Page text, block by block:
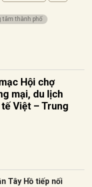
tâm thành phố
Hội chợ
mại, du lịch
Việt – Trung
Tây Hồ tiếp nối